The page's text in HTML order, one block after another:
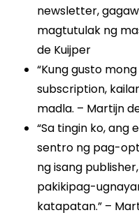
newsletter,
magtutulak ng
de Kuijper
“Kung gusto
subscription,
madla. – Martijn
“Sa tingin ko, ang
sentro ng pag-
ng isang
pakikipag-
katapatan.” –